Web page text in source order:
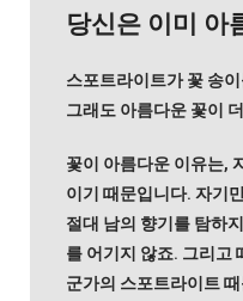
당신은 이미 아
스포트라이트가 꽃 송
그래도 아름다운 꽃이
꽃이 아름다운 이유는,
이기 때문입니다. 자기
절대 남의 향기를 탐하
를 어기지 않죠. 그리고
군가의 스포트라이트